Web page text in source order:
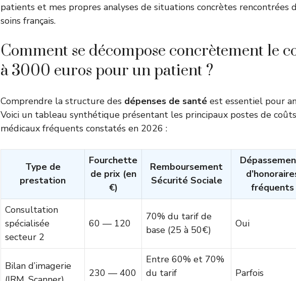
patients et mes propres analyses de situations concrètes rencontrées
soins français.
Comment se décompose concrètement le
à 3000 euros pour un patient ?
Comprendre la structure des dépenses de santé est essentiel pour
Voici un tableau synthétique présentant les principaux postes de
médicaux fréquents constatés en 2026 :
Type de
prestation
Fourchette
de prix (en
€)
Remboursement
Sécurité Sociale
fréquents
Consultation
spécialisée
secteur 2
60 — 120
70% du tarif de
base (25 à 50€)
Oui
Bilan d’imagerie
230 — 400
Entre 60% et 70%
du tarif
Parfois